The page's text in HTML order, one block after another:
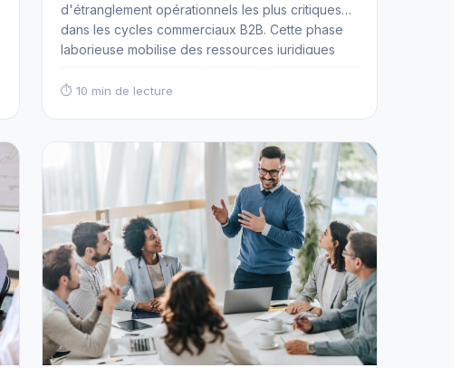
d'étranglement opérationnels les plus critiques
dans les cycles commerciaux B2B. Cette phase
laborieuse mobilise des ressources juridiques
conversion des opportunités commerciales et
d'erreurs coûteuses. Read more
⏱ 10 min de lecture